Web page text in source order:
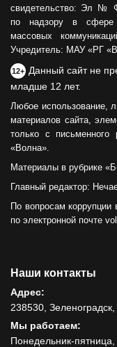
30.05.2024
свидетельство: Эл №
по надзору в сфере
массовых
Учредитель: МАУ «РГ
12+ Данный сайт не
младше 12 лет.
Любое использование,
материалов сайта,
только с
«Волна».
Материалы в рубрике
Главный редактор:
По вопросам
по электронной почте
Наши контакты
Адрес:
238530,
Мы работаем:
Понедельник-